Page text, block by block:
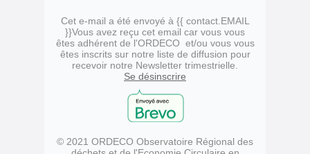
Cet e-mail a été envoyé à {{ contact.EMAIL
}}Vous avez reçu cet email car vous vous
êtes adhérent de l'ORDECO et/ou vous vous
êtes inscrits sur notre liste de diffusion pour
recevoir notre Newsletter trimestrielle.
Se désinscrire
© 2021 ORDECO Observatoire Régional des